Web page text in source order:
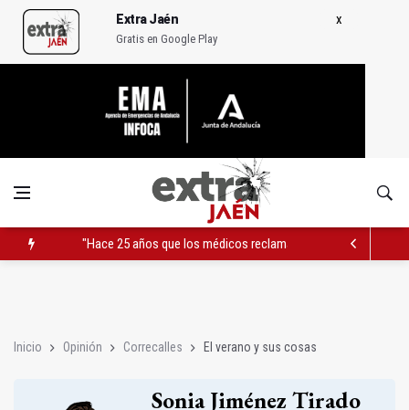
Extra Jaén
Gratis en Google Play
"Hace 25 años que los médicos reclamamos la Ciudad
Inicio Opinión Correcalles El verano y sus cosas
Sonia Jiménez Tirado